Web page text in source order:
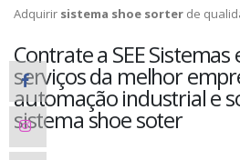
Adquirir sistema shoe sorter de
Contrate a SEE Sistemas
serviços da melhor
automação industrial e
sistema shoe soter